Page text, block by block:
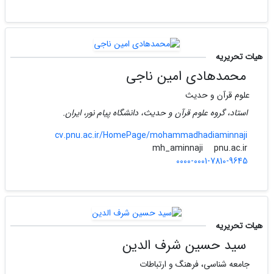
هیات تحریریه
محمدهادی امین ناجی
علوم قرآن و حدیث
استاد، گروه علوم قرآن و حدیث، دانشگاه پیام نور، ایران.
cv.pnu.ac.ir/HomePage/mohammadhadiaminnaji
mh_aminnaji
pnu.ac.ir
0000-0001-7810-9645
هیات تحریریه
سید حسین شرف الدین
جامعه شناسی، فرهنگ و ارتباطات